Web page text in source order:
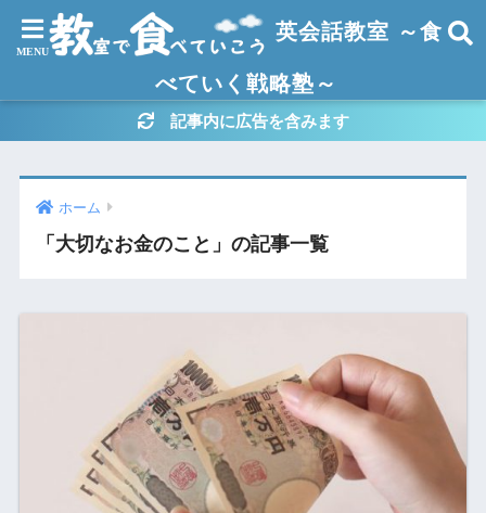
英会話教室 ～食
べていく戦略塾～
記事内に広告を含みます
ホーム
「大切なお金のこと」の記事一覧